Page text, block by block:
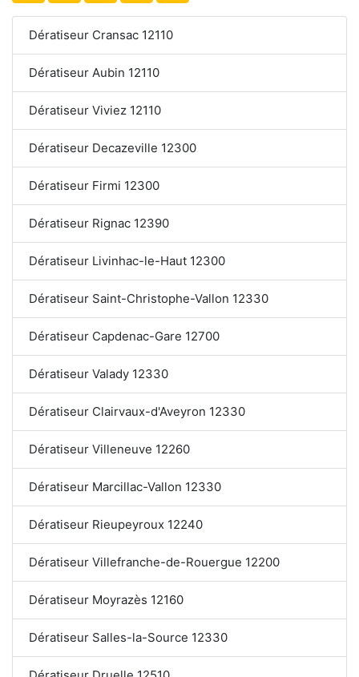
Dératiseur Cransac 12110
Dératiseur Aubin 12110
Dératiseur Viviez 12110
Dératiseur Decazeville 12300
Dératiseur Firmi 12300
Dératiseur Rignac 12390
Dératiseur Livinhac-le-Haut 12300
Dératiseur Saint-Christophe-Vallon 12330
Dératiseur Capdenac-Gare 12700
Dératiseur Valady 12330
Dératiseur Clairvaux-d'Aveyron 12330
Dératiseur Villeneuve 12260
Dératiseur Marcillac-Vallon 12330
Dératiseur Rieupeyroux 12240
Dératiseur Villefranche-de-Rouergue 12200
Dératiseur Moyrazès 12160
Dératiseur Salles-la-Source 12330